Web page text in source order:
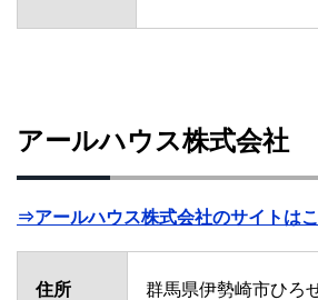
アールハウス株式会社
⇒アールハウス株式会社のサイトは
住所 群馬県伊勢崎市ひろ